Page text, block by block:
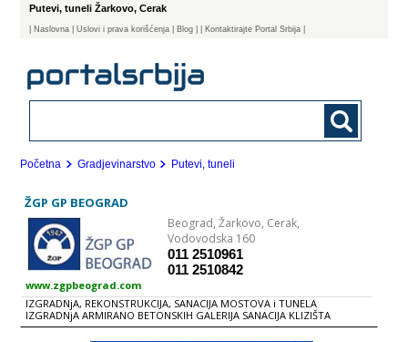
Putevi, tuneli Žarkovo, Cerak
Naslovna | Uslovi i prava korišćenja Blog | Kontaktirajte Portal Srbija |
Početna Gradjevinarstvo Putevi, tuneli
ŽGP GP BEOGRAD
Beograd,Žarkovo, Cerak,
Vodovodska 160
011 2510961
011 2510842
www.zgpbeograd.com
IZGRADNjA, REKONSTRUKCIJA, SANACIJA MOSTOVA i TUNELA
IZGRADNjA ARMIRANO BETONSKIH GALERIJA SANACIJA KLIZIŠTA
IZVOĐENjE RADOVA U VISOKOGRADNjI